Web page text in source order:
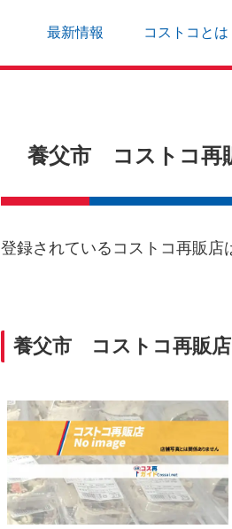
最新情報 コストコとは
養父市 コストコ再
登録されているコストコ再販店
養父市 コストコ再販